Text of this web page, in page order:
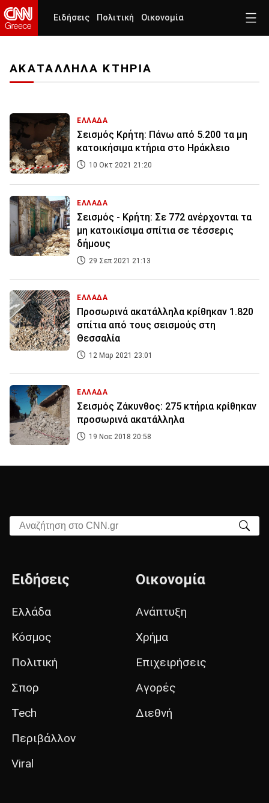
Ειδήσεις Πολιτική Οικονομία
ΑΚΑΤΑΛΛΗΛΑ ΚΤΗΡΙΑ
ΕΛΛΑΔΑ
Σεισμός Κρήτη: Πάνω από 5.200 τα μη
κατοικήσιμα κτήρια στο Ηράκλειο
10 Οκτ 2021 21:20
ΕΛΛΑΔΑ
Σεισμός - Κρήτη: Σε 772 ανέρχονται τα
μη κατοικίσιμα σπίτια σε τέσσερις
δήμους
29 Σεπ 2021 21:13
ΕΛΛΑΔΑ
Προσωρινά ακατάλληλα κρίθηκαν 1.820
σπίτια από τους σεισμούς στη
Θεσσαλία
12 Μαρ 2021 23:01
ΕΛΛΑΔΑ
Σεισμός Ζάκυνθος: 275 κτήρια κρίθηκαν
προσωρινά ακατάλληλα
19 Νοε 2018 20:58
Αναζήτηση στο CNN.gr
Ειδήσεις
Ελλάδα
Κόσμος
Πολιτική
Σπορ
Tech
Περιβάλλον
Viral
Οικονομία
Ανάπτυξη
Χρήμα
Επιχειρήσεις
Αγορές
Διεθνή